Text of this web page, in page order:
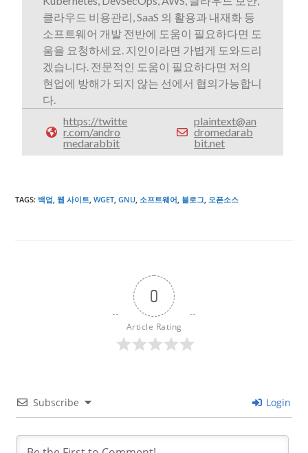
클라우드 비용관리, SaaS 의 활용과 내재화 등
소프트웨어 개발 전반에 도움이 필요하다면 도
움을 요청하세요. 지인이라면 가볍게 도와드리
겠습니다. 전문적인 도움이 필요하다면 저의
현업에 방해가 되지 않는 선에서 협의가능합니
다.
https://twitte
r.com/andro
medarabbit
plaintext@an
dromedarab
bit.net
TAGS: 백업 웹 사이트 WGET GNU 소프트웨어 블로그 오픈소스
0
Article Rating
Subscribe Login